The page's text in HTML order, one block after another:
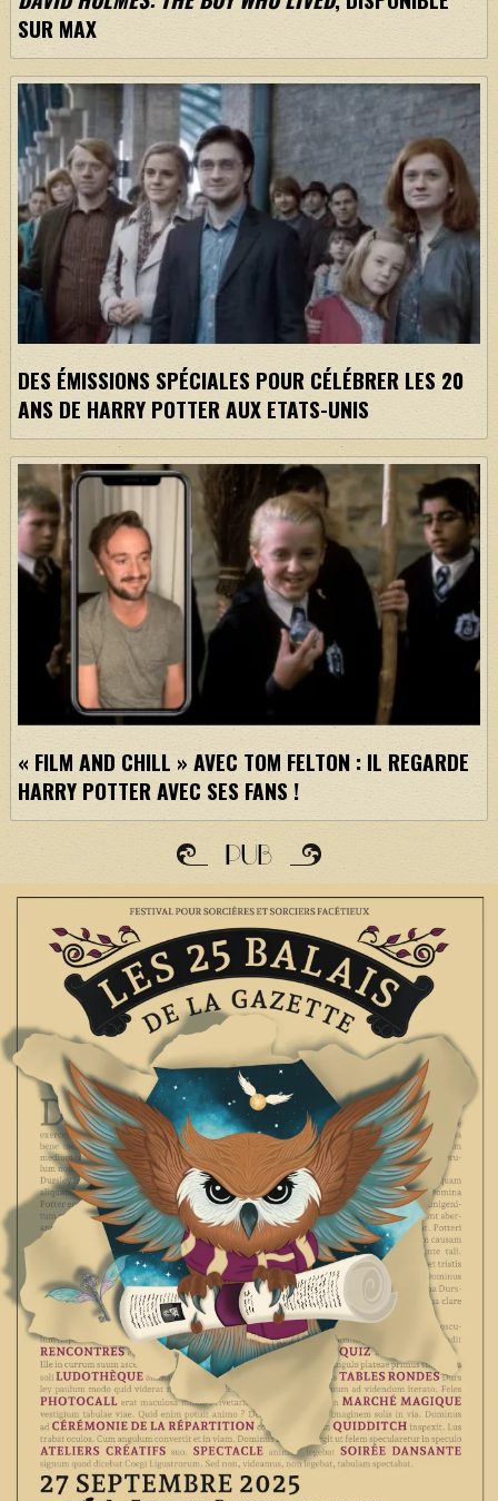
SUR MAX
DES ÉMISSIONS SPÉCIALES POUR CÉLÉBRER LES 20
ANS DE HARRY POTTER AUX ETATS-UNIS
« FILM AND CHILL » AVEC TOM FELTON : IL REGARDE
HARRY POTTER AVEC SES FANS !
PUB